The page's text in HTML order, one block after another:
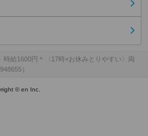
時給1600円＊〈17時×お休みとりやすい〉両
）
© en Inc.